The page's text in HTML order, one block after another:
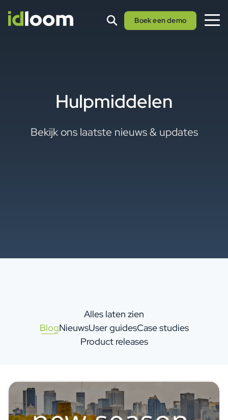
Boek een demo
Hulpmiddelen
Bekijk ons laatste nieuws & updates
Alles laten zien
BlogNieuwsUser guidesCase studies
Product releases